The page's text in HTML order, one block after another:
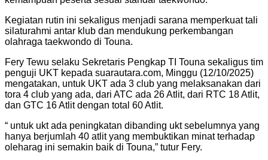
Kegiatan rutin ini sekaligus menjadi sarana memperkuat tali
silaturahmi antar klub dan mendukung perkembangan
olahraga taekwondo di Touna.
Fery Tewu selaku Sekretaris Pengkap TI Touna sekaligus tim
penguji UKT kepada suarautara.com, Minggu (12/10/2025)
mengatakan, untuk UKT ada 3 club yang melaksanakan dari
tora 4 club yang ada, dari ATC ada 26 Atlit, dari RTC 18 Atlit,
dan GTC 16 Atlit dengan total 60 Atlit.
“ untuk ukt ada peningkatan dibanding ukt sebelumnya yang
hanya berjumlah 40 atlit yang membuktikan minat terhadap
oleharag ini semakin baik di Touna,” tutur Fery.